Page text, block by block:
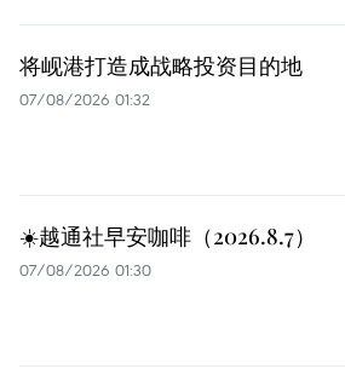
将岘港打造成战略投资目的地
07/08/2026 01:32
☀️越通社早安咖啡（2026.8.7）
07/08/2026 01:30